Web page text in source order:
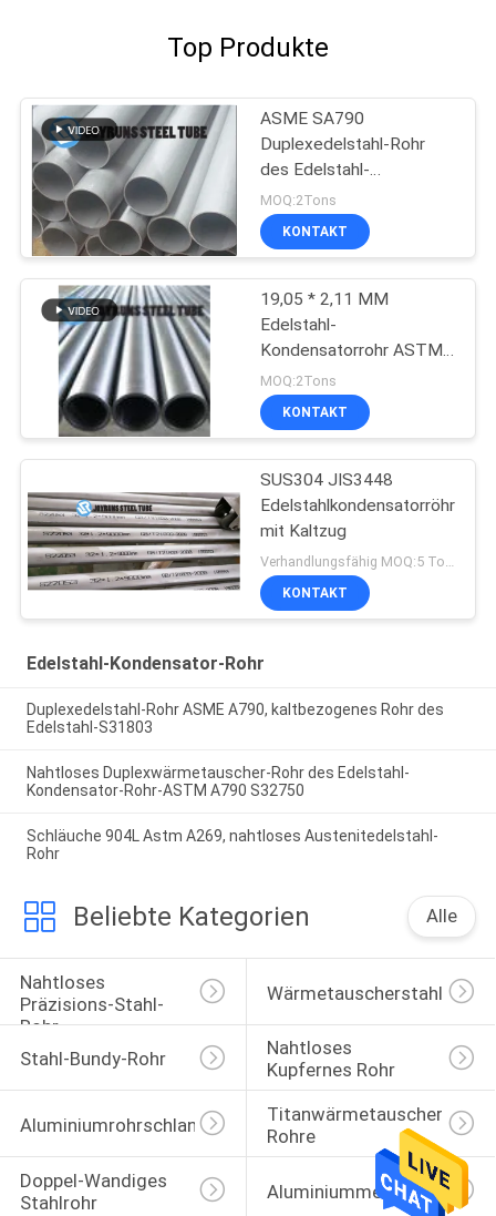
Top Produkte
ASME SA790
Duplexedelstahl-Rohr
des Edelstahl-
Kondensator-Rohr-UNS
S31500
MOQ:2Tons
KONTAKT
19,05 * 2,11 MM
Edelstahl-
Kondensatorrohr ASTM
A249 316 316L
MOQ:2Tons
KONTAKT
SUS304 JIS3448
Edelstahlkondensatorröhre
mit Kaltzug
KONTAKT
Edelstahl-Kondensator-Rohr
Duplexedelstahl-Rohr ASME A790, kaltbezogenes Rohr des
Edelstahl-S31803
Nahtloses Duplexwärmetauscher-Rohr des Edelstahl-
Kondensator-Rohr-ASTM A790 S32750
Schläuche 904L Astm A269, nahtloses Austenitedelstahl-
Rohr
Beliebte Kategorien Alle
Nahtloses
Präzisions-Stahl-
Rohr
Wärmetauscherstahlrohr
Stahl-Bundy-Rohr
Nahtloses
Kupfernes Rohr
Aluminiumrohrschlange
Titanwärmetauscher-
Rohre
Doppel-Wandiges
Stahlrohr
Aluminiummessingrohre